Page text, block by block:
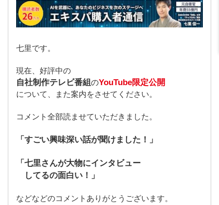
七里です。
現在、好評中の
自社制作テレビ番組のYouTube限定公開
について、また案内をさせてください。
コメント全部読ませていただきました。
「すごい興味深い話が聞けました！」
「七里さんが大物にインタビュー
してるの面白い！」
などなどのコメントありがとうございます。